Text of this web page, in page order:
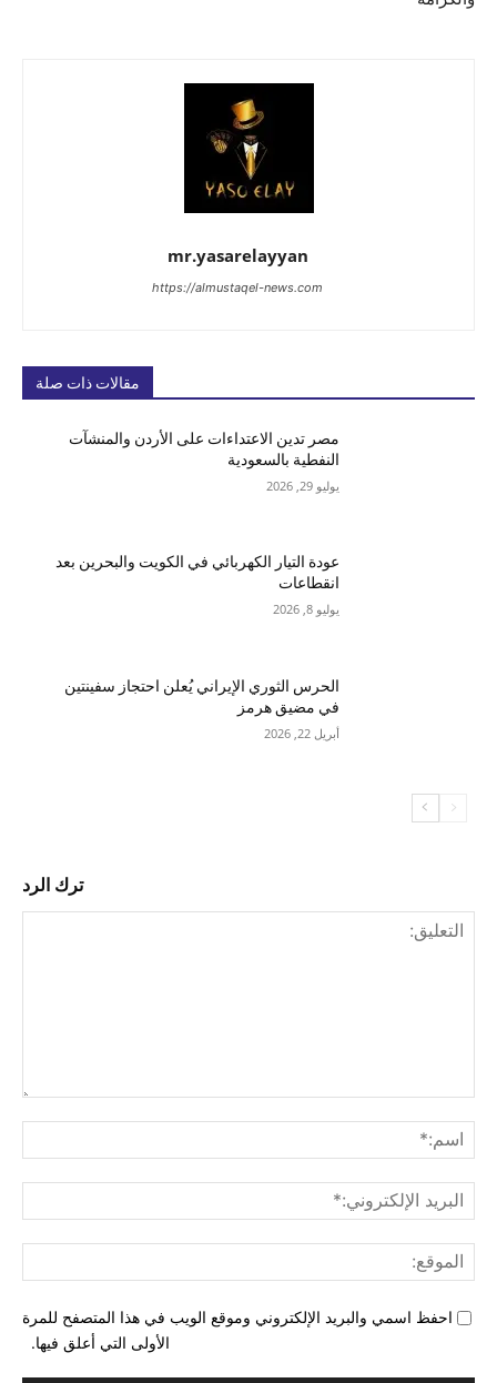
mr.yasarelayyan
https://almustaqel-news.com
مقالات ذات صلة
مصر تدين الاعتداءات على الأردن والمنشآت
النفطية بالسعودية
يوليو 29, 2026
عودة التيار الكهربائي في الكويت والبحرين بعد
انقطاعات
يوليو 8, 2026
الحرس الثوري الإيراني يُعلن احتجاز سفينتين
في مضيق هرمز
أبريل 22, 2026
ترك الرد
احفظ اسمي والبريد الإلكتروني وموقع الويب في هذا المتصفح للمرة
الأولى التي أعلق فيها.